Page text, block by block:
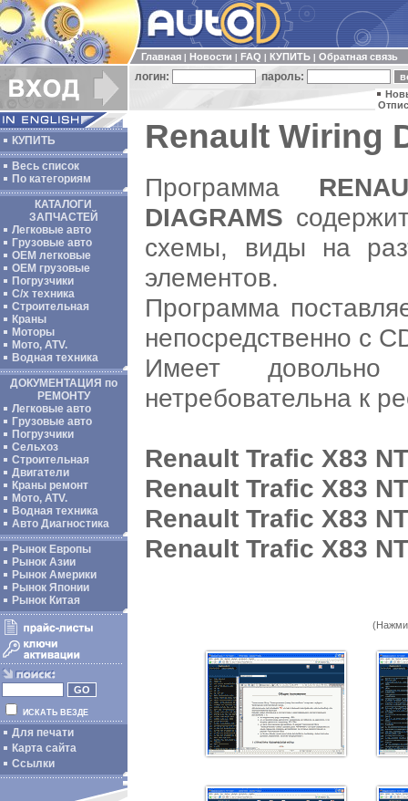
Главная Новости FAQ КУПИТЬ Обратная связь
логин: пароль:
КУПИТЬ
Весь список
По категориям
КАТАЛОГИ
ЗАПЧАСТЕЙ
Легковые авто
Грузовые авто
ОЕМ легковые
OEM грузовые
Погрузчики
С/х техника
Строительная
Краны
Моторы
Мото, ATV.
Водная техника
ДОКУМЕНТАЦИЯ по
РЕМОНТУ
Легковые авто
Грузовые авто
Погрузчики
Сельхоз
Строительная
Двигатели
Краны ремонт
Мото, ATV.
Водная техника
Авто Диагностика
Рынок Европы
Рынок Азии
Рынок Америки
Рынок Японии
Рынок Китая
ИСКАТЬ ВЕЗДЕ
Для печати
Карта сайта
Ссылки
Renault Wiring
Программа
DIAGRAMS
схемы, виды на
элементов.
Программа
непосредственно с
Имеет
нетребовательна к
Renault Trafic X83
Renault Trafic X83
Renault Trafic X83
Renault Trafic X83